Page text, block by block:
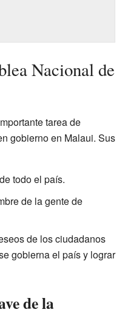
Nacional de
tarea de
gobierno en Malaui. Sus
todo el país.
de la gente de
de los ciudadanos
gobierna el país y lograr
de la